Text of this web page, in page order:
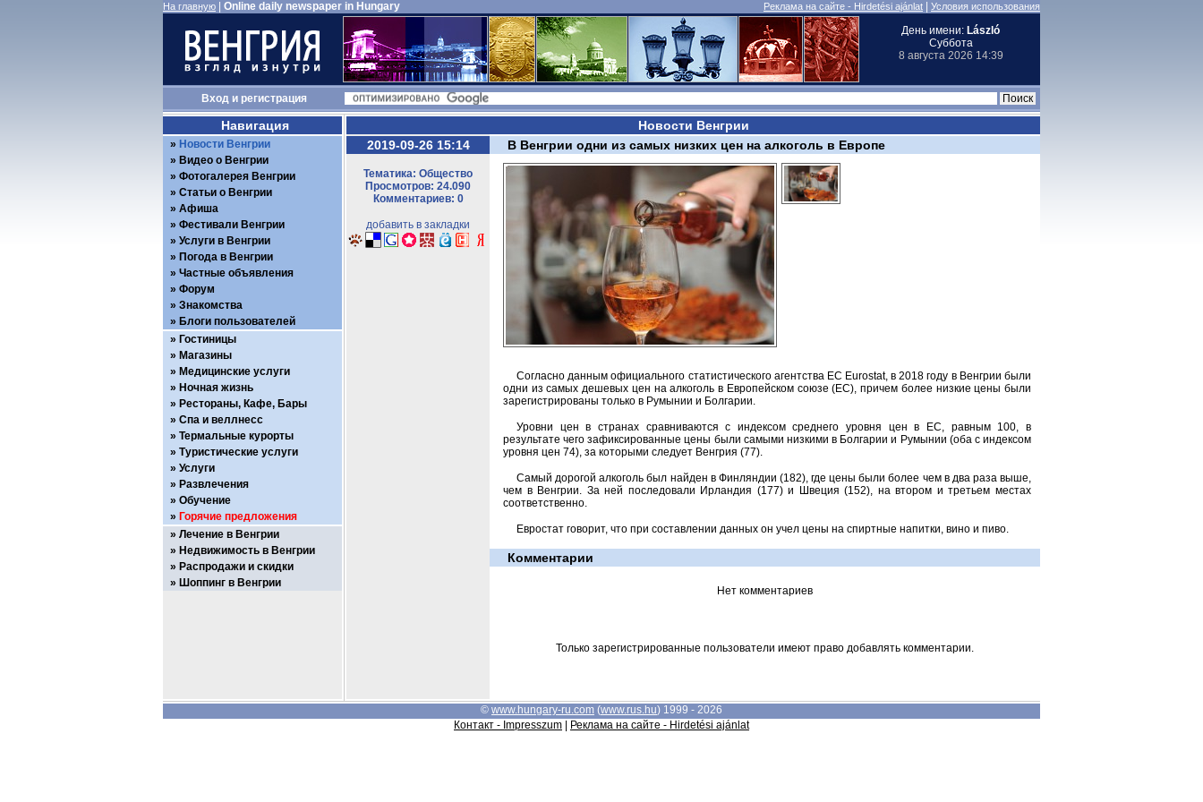
На главную Online daily newspaper in Hungary Реклама на сайте - Hirdetési ajánlat Условия использования
День имени: László
Суббота
8 августа 2026 14:39
Входи регистрация
Новости Венгрии
2019-09-26 15:14
Тематика: Общество
Просмотров: 24.090
Комментариев: 0
добавить в закладки
В Венгрии одни из самых низких цен на алкоголь в Европе
Согласно данным официального статистического агентства ЕС Eurostat, в 2018 году в Венгрии были
одни из самых дешевых цен на алкоголь в Европейском союзе (ЕС), причем более низкие цены были
зарегистрированы только в Румынии и Болгарии.
Уровни цен в странах сравниваются с индексом среднего уровня цен в ЕС, равным 100, в
результате чего зафиксированные цены были самыми низкими в Болгарии и Румынии (оба с индексом
уровня цен 74), за которыми следует Венгрия (77).
Самый дорогой алкоголь был найден в Финляндии (182), где цены были более чем в два раза выше,
чем в Венгрии. За ней последовали Ирландия (177) и Швеция (152), на втором и третьем местах
соответственно.
Евростат говорит, что при составлении данных он учел цены на спиртные напитки, вино и пиво.
Комментарии
Нет комментариев
Только зарегистрированные пользователи имеют право добавлять комментарии.
Навигация
Новости Венгрии
Видео о Венгрии
Фотогалерея Венгрии
Статьи о Венгрии
Афиша
Фестивали Венгрии
Услуги в Венгрии
Погода в Венгрии
Частные объявления
Форум
Знакомства
Блоги пользователей
Гостиницы
Магазины
Медицинские услуги
Ночная жизнь
Рестораны, Кафе, Бары
Спа и веллнесс
Термальные курорты
Туристические услуги
Услуги
Развлечения
Обучение
Горячие предложения
Лечение в Венгрии
Недвижимость в Венгрии
Распродажи и скидки
Шоппинг в Венгрии
© www.hungary-ru.com (www.rus.hu) 1999 - 2026
Контакт - Impresszum
Реклама на сайте - Hirdetési ajánlat